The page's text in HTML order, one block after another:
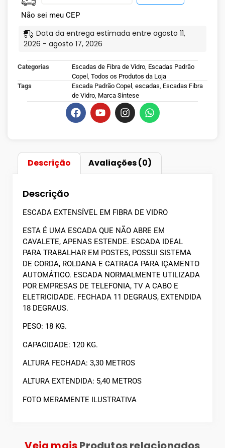
Não sei meu CEP
Data da entrega estimada entre agosto 11,
2026 - agosto 17, 2026
Categorias Escadas de Fibra de Vidro Escadas Padrão
Copel Todos os Produtos da Loja
Tags
Escada Padrão Copel escadas Escadas Fibra
de Vidro Marca Síntese
Descrição Avaliações (0)
Descrição
ESCADA EXTENSÍVEL EM FIBRA DE VIDRO
ESTA É UMA ESCADA QUE NÃO ABRE EM
CAVALETE, APENAS ESTENDE. ESCADA IDEAL
PARA TRABALHAR EM POSTES, POSSUI SISTEMA
DE CORDA, ROLDANA E CATRACA PARA IÇAMENTO
AUTOMÁTICO. ESCADA NORMALMENTE UTILIZADA
POR EMPRESAS DE TELEFONIA, TV A CABO E
ELETRICIDADE. FECHADA 11 DEGRAUS, EXTENDIDA
18 DEGRAUS.
PESO: 18 KG.
CAPACIDADE: 120 KG.
ALTURA FECHADA: 3,30 METROS
ALTURA EXTENDIDA: 5,40 METROS
FOTO MERAMENTE ILUSTRATIVA